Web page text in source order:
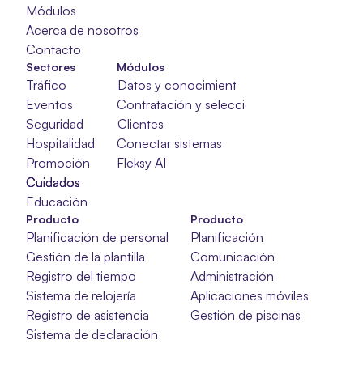
Módulos
Acerca de nosotros
Contacto
Módulos
Datos y conocimientos
Contratación y selección
Clientes
Conectar sistemas
Fleksy AI
Sectores
Tráfico
Eventos
Seguridad
Hospitalidad
Promoción
Cuidados
Cuidados
Cuidados
Educación
Producto
Planificación de personal
Gestión de la plantilla
Registro del tiempo
Sistema de relojería
Registro de asistencia
Sistema de declaración
Planificación
Comunicación
Administración
Aplicaciones móviles
Gestión de piscinas
Producto